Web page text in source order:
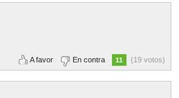
A favor En contra 11 (19 votos)